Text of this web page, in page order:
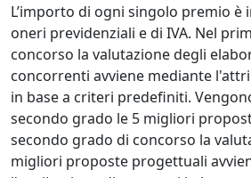
L’importo di ogni singolo premio è
oneri previdenziali e di IVA. Nel
concorso la valutazione degli
concorrenti avviene mediante
in base a criteri predefiniti.
secondo grado le 5 migliori
secondo grado di concorso la
migliori proposte progettuali